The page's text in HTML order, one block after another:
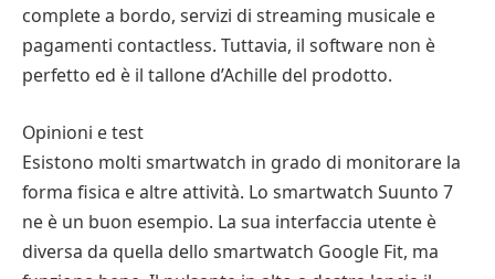
complete a bordo, servizi di streaming musicale e
pagamenti contactless. Tuttavia, il software non è
perfetto ed è il tallone d’Achille del prodotto.
Opinioni e test
Esistono molti smartwatch in grado di monitorare la
forma fisica e altre attività. Lo smartwatch Suunto 7
ne è un buon esempio. La sua interfaccia utente è
diversa da quella dello smartwatch Google Fit, ma